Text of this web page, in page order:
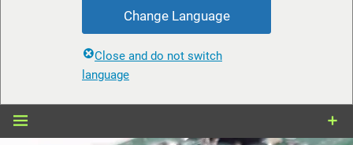
Change Language
Close and do not switch
language
Zum